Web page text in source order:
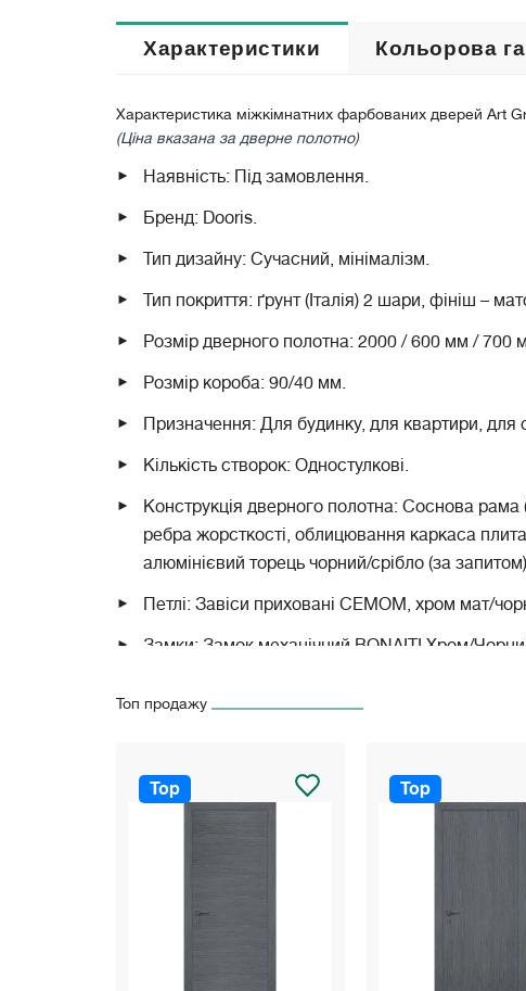
Характеристики Кольорова
Характеристика міжкімнатних фарбованих дверей Art
(Ціна вказана за дверне полотно)
Наявність: Під замовлення.
Бренд: Dooris.
Тип дизайну: Сучасний, мінімалізм.
Тип покриття: ґрунт (Італія) 2 шари, фініш –
Розмір дверного полотна: 2000 / 600 мм /
Розмір короба: 90/40 мм.
Призначення: Для будинку, для квартири, для
Кількість створок: Одностулкові.
Конструкція дверного полотна: Соснова
ребра жорсткості, облицювання каркаса
алюмінієвий торець чорний/срібло (за
Петлі: Завіси приховані СЕМОМ, хром мат/
Замки: Замок механічний BONAITI Хром/
* Будь ласка, зʼясуте точну вартість дверей у
Топ продажу
Top Top